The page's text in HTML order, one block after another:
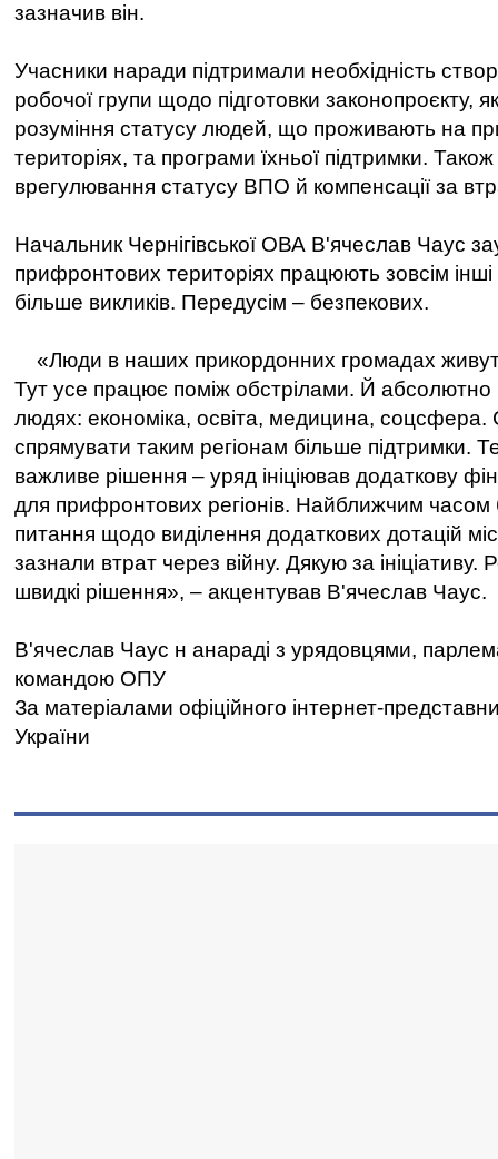
зазначив він.
Учасники наради підтримали необхідність
робочої групи щодо підготовки законопроєкту,
розуміння статусу людей, що проживають на
територіях, та програми їхньої підтримки.
врегулювання статусу ВПО й компенсації за
Начальник Чернігівської ОВА В'ячеслав Чаус
прифронтових територіях працюють зовсім
більше викликів. Передусім – безпекових.
«Люди в наших прикордонних громадах
Тут усе працює поміж обстрілами. Й абсолютно
людях: економіка, освіта, медицина,
спрямувати таким регіонам більше підтримки.
важливе рішення – уряд ініціював додаткову
для прифронтових регіонів. Найближчим часом
питання щодо виділення додаткових дотацій
зазнали втрат через війну. Дякую за
швидкі рішення», – акцентував В'ячеслав Чаус.
В'ячеслав Чаус н анараді з урядовцями,
командою ОПУ
За матеріалами офіційного інтернет-
України